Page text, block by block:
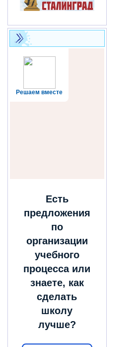
Решаем вместе
Есть
предложения
по
организации
учебного
процесса или
знаете, как
сделать
школу
лучше?